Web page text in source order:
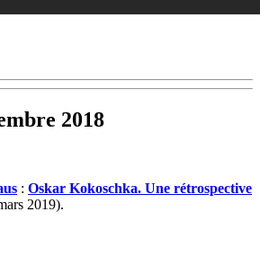
2018
: Oskar Kokoschka. Une rétrospective
2019).